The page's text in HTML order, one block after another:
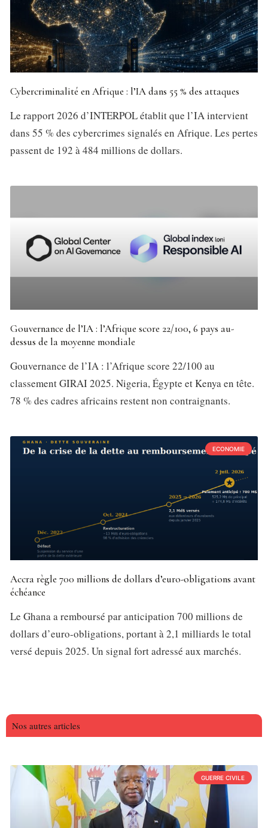
Cybercriminalité en Afrique : l’IA dans 55 % des attaques
Le rapport 2026 d’INTERPOL établit que l’IA intervient
dans 55 % des cybercrimes signalés en Afrique. Les pertes
passent de 192 à 484 millions de dollars.
Gouvernance de l’IA : l’Afrique score 22/100, 6 pays au-
dessus de la moyenne mondiale
Gouvernance de l’IA : l’Afrique score 22/100 au
classement GIRAI 2025. Nigeria, Égypte et Kenya en tête.
78 % des cadres africains restent non contraignants.
ECONOMIE
Accra règle 700 millions de dollars d’euro-obligations avant
échéance
Le Ghana a remboursé par anticipation 700 millions de
dollars d’euro-obligations, portant à 2,1 milliards le total
versé depuis 2025. Un signal fort adressé aux marchés.
Nos autres articles
GUERRE CIVILE